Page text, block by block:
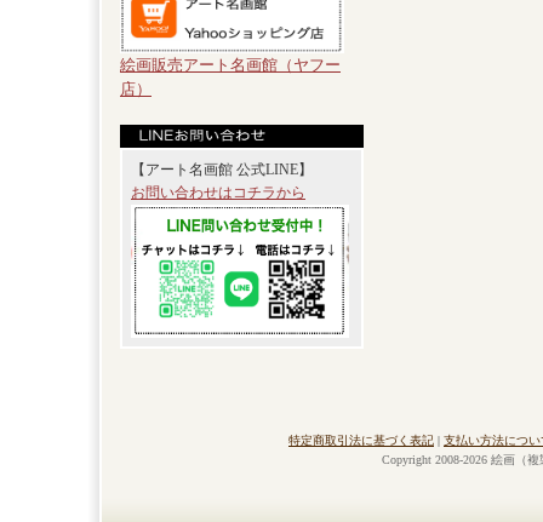
絵画販売アート名画館（ヤフー
店）
【アート名画館 公式LINE】
お問い合わせはコチラから
特定商取引法に基づく表記 | 支払い方法につい
Copyright 2008-2026 絵画（